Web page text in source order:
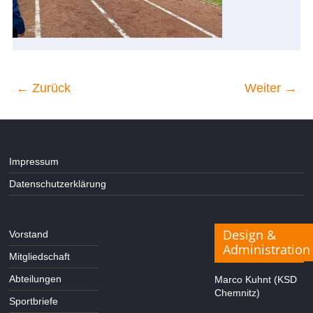
← Zurück Weiter →
Impressum
Datenschutzerklärung
Vorstand
Mitgliedschaft
Abteilungen
Sportbriefe
Design &
Administration
Marco Kuhnt (KSD
Chemnitz)